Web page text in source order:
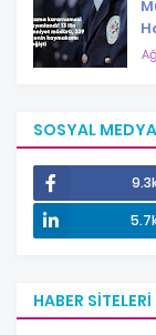
SOSYAL MEDYA
HABER SITELERI